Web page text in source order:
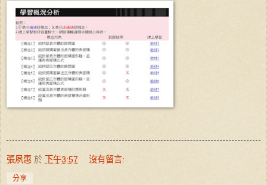
張夙惠 於 下午3:57 沒有留言:
分享